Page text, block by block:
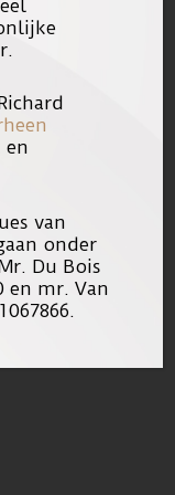
minder
over
en
van
onder
Du Bois
en mr. Van